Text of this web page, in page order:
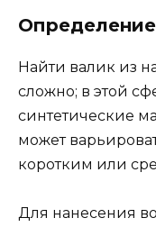
Найти валик из
сложно; в этой
синтетические
может
коротким или
Для нанесения